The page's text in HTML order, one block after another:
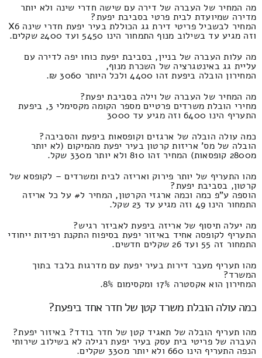
מה המחיר של העברה של דירה עם שישה חדרי שינה ולא יותר
מדירה שמיועדת לבית פרטי בסביבת יפעת?
המחיר לבשביל פריטי דירת גג הכוללת בעיר יפעת חדרי שינה X6
וזה מגיע עד בשילוב מנוף התמחור הינו 5450 ועד 2400 שקלים.
מה עלות העברה של בניין, בסביבת יפעת כוחו יפה לדירה עם
עליית גג באינטגרציה של השכרת מנוף,
המחירון הובלה ביפעת זהו 4400 ולכל היותר 3060 ₪.
מה המחיר של העברה של וילה בסביבת יפעת?
מחירי הובלת משרדים פרטיים מספר הקומה מקסימלי 3, ביפעת
התעריף הינו 6400 וזה מגיע עד 3000
כמה עולה הובלה של ארגזים וקופסאות ביפעת והסביבה?
הובלה של מס' אריזות קרטון בעיר יפעת מהמיקום (לא יותר
מ2800 קופסאות) המחיר זהו 810 ולא יותר מ330 שקל.
מהו התעריף של יותר פירוק ואריזה לבית ומשרדים – לקופסא של
קרטון, בסביבת יפעת?
הוספה ע"פ כמה וכמה ארגזי הקרטון, המחיר ל# על כל אריזה
התמחור הינו 49 וזה מגיע עד 23 שקל.
מה יעלה תיסוף של אריזה ביפעת לאביזר רגיש?
התעריף לקופסה אחיד באיזור יפעת בסיפוח התקנת רפידות ייחודי
התמחור זה 55 ועד 26 שקלים חדשים.
מהו תעריף מעבר דירות בעיר יפעת עם מדרגות בלבד בתוך
המשרד?
המחירון הוא אקסטרה 17% ומקסימום 8%.
כמה עולה הובלת משרד קטן של חדר אחד ביפעת?
מהו תעריף הובלה של תאגיד קטן של חדר בודד? באיזור יפעת?
העברה של פריטי בית עסק בעיר יפעת רגילה לא בשילוב שירותי
הנפה התעריף הינו 660 ולא יותר מ330 שקלים.